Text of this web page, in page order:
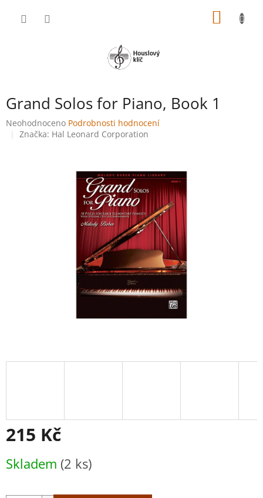
Grand Solos for Piano, Book 1
Průměrné
hodnocení
Neohodnoceno Podrobnosti hodnocení
Značka: Hal Leonard Corporation
215 Kč
cena:
Skladem (2 ks)